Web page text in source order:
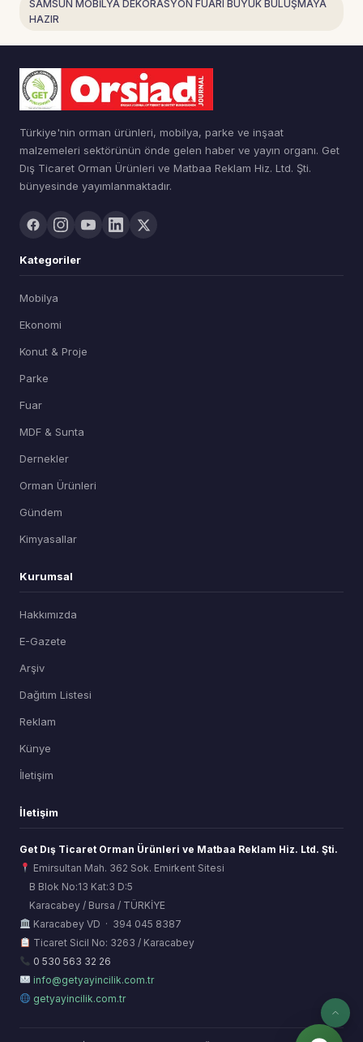
SAMSUN MOBİLYA DEKORASYON FUARI BÜYÜK BULUŞMAYA
HAZIR
Türkiye'nin orman ürünleri, mobilya, parke ve inşaat
malzemeleri sektörünün önde gelen haber ve yayın organı. Get
Dış Ticaret Orman Ürünleri ve Matbaa Reklam Hiz. Ltd. Şti.
bünyesinde yayımlanmaktadır.
Kategoriler
Mobilya
Ekonomi
Konut & Proje
Parke
Fuar
MDF & Sunta
Dernekler
Orman Ürünleri
Gündem
Kimyasallar
Kurumsal
Hakkımızda
E-Gazete
Arşiv
Dağıtım Listesi
Reklam
Künye
İletişim
İletişim
Get Dış Ticaret Orman Ürünleri ve Matbaa Reklam Hiz. Ltd. Şti.
Emirsultan Mah. 362 Sok. Emirkent Sitesi
B Blok No:13 Kat:3 D:5
Karacabey / Bursa / TÜRKİYE
Karacabey VD · 394 045 8387
Ticaret Sicil No: 3263 / Karacabey
0 530 563 32 26
info@getyayincilik.com.tr
getyayincilik.com.tr
ORSİAD AI
Sektörel Hafıza Asistanı